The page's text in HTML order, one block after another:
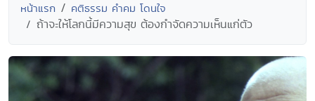
หน้าแรก คติธรรม คำคม โดนใจ
ถ้าจะให้โลกนี้มีความสุข ต้องกำจัดความเห็นแก่ตัว